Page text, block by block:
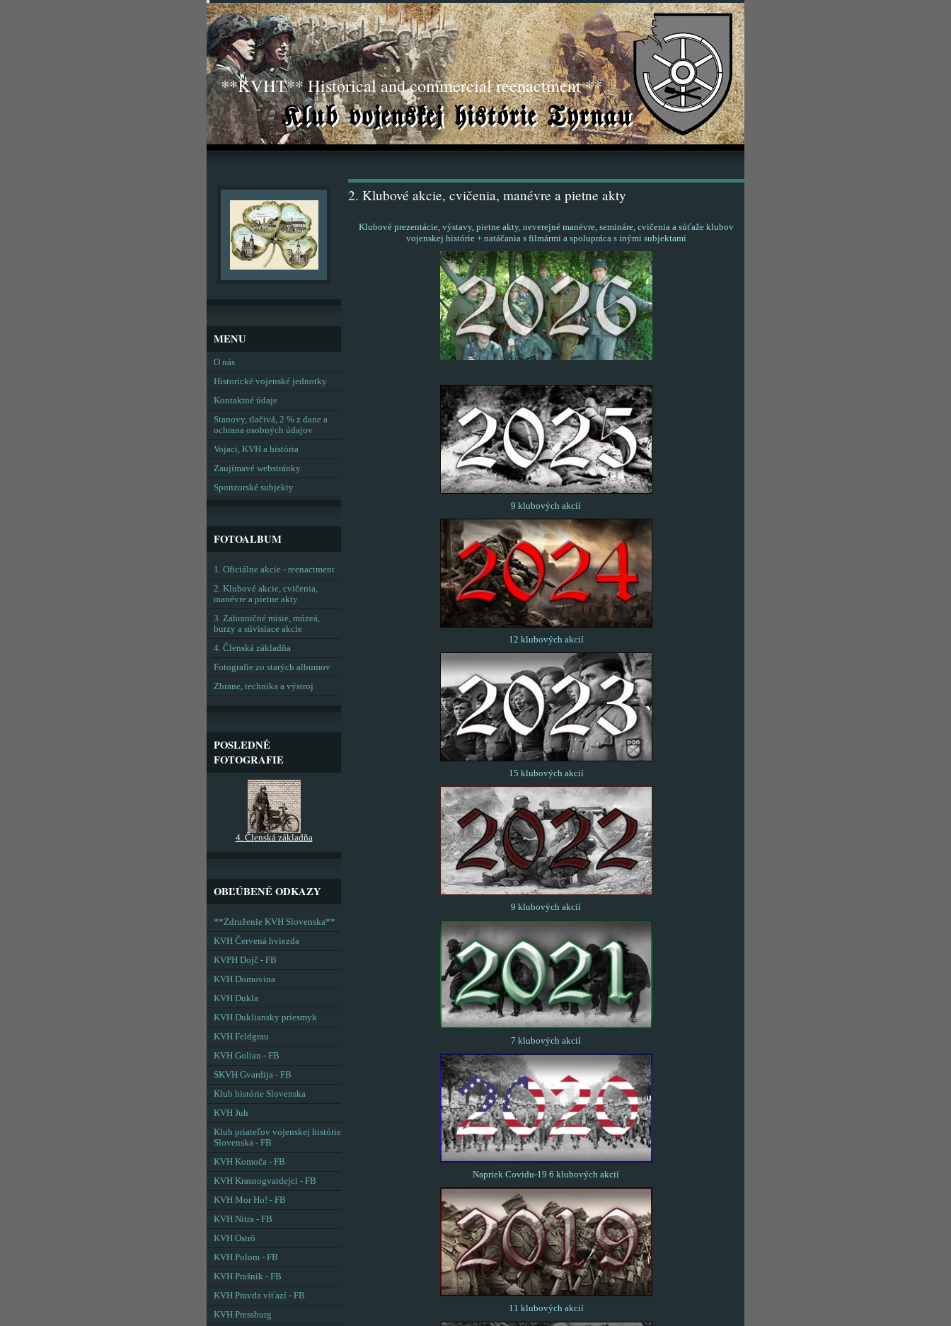
**KVHT** Historical and commercial reenactment **
2. Klubové akcie, cvičenia, manévre a pietne akty
Klubové prezentácie, výstavy, pietne akty, neverejné manévre, semináre, cvičenia a súťaže klubov
vojenskej histórie + natáčania s filmármi a spolupráca s inými subjektami
9 klubových akcií
12 klubových akcií
15 klubových akcií
9 klubových akcií
7 klubových akcií
Napriek Covidu-19 6 klubových akcií
11 klubových akcií
MENU
O nás
Historické vojenské jednotky
Kontaktné údaje
Stanovy, tlačivá, 2 % z dane a
ochrana osobných údajov
Vojaci, KVH a história
Zaujímavé webstránky
Sponzorské subjekty
FOTOALBUM
1. Oficiálne akcie - reenactment
2. Klubové akcie, cvičenia,
manévre a pietne akty
3. Zahraničné misie, múzeá,
burzy a súvisiace akcie
4. Členská základňa
Fotografie zo starých albumov
Zbrane, technika a výstroj
POSLEDNÉ
FOTOGRAFIE
4. Členská základňa
OBĽÚBENÉ ODKAZY
**Združenie KVH Slovenska**
KVH Červená hviezda
KVPH Dojč - FB
KVH Domovina
KVH Dukla
KVH Dukliansky priesmyk
KVH Feldgrau
KVH Golian - FB
SKVH Gvardija - FB
Klub histórie Slovenska
KVH Juh
Klub priateľov vojenskej histórie
Slovenska - FB
KVH Komoča - FB
KVH Krasnogvardejci - FB
KVH Mor Ho! - FB
KVH Nitra - FB
KVH Ostrô
KVH Polom - FB
KVH Prašník - FB
KVH Pravda víťazí - FB
KVH Pressburg